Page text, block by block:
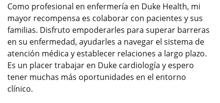
Como profesional en enfermería en Duke Health, mi
mayor recompensa es colaborar con pacientes y sus
familias. Disfruto empoderarles para superar barreras
en su enfermedad, ayudarles a navegar el sistema de
atención médica y establecer relaciones a largo plazo.
Es un placer trabajar en Duke cardiología y espero
tener muchas más oportunidades en el entorno
clínico.